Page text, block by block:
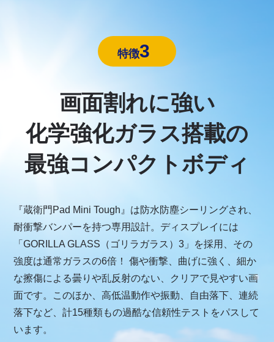
特徴3
画面割れに強い
化学強化ガラス搭載の
最強コンパクトボディ
『蔵衛門Pad Mini Tough』は防水防塵シーリングされ、
耐衝撃バンパーを持つ専用設計。ディスプレイには
「GORILLA GLASS（ゴリラガラス）3」を採用、その
強度は通常ガラスの6倍！ 傷や衝撃、曲げに強く、細か
な擦傷による曇りや乱反射のない、クリアで見やすい画
面です。このほか、高低温動作や振動、自由落下、連続
落下など、計15種類もの過酷な信頼性テストをパスして
います。